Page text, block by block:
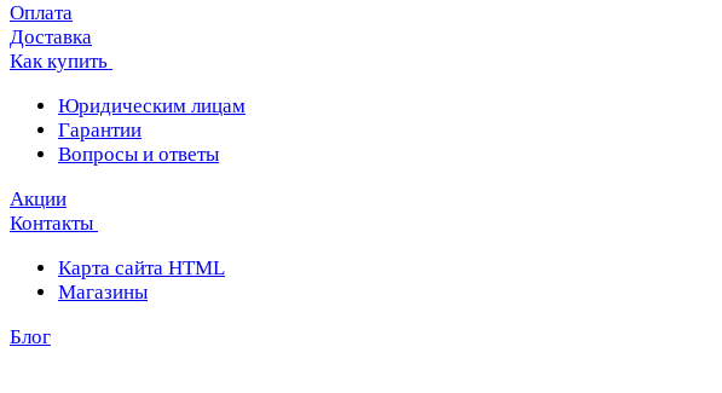
Оплата
Доставка
Как купить
Юридическим лицам
Гарантии
Вопросы и ответы
Акции
Контакты
Карта сайта HTML
Магазины
Блог